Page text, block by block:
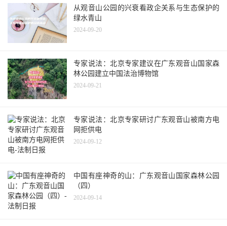
从观音山公园的兴衰看政企关系与生态保护的
绿水青山
2024-09-20
专家说法：北京专家建议在广东观音山国家森
林公园建立中国法治博物馆
2024-09-21
专家说法：北京专家研讨广东观音山被南方电
网拒供电
2024-09-12
中国有座神奇的山：广东观音山国家森林公园
（四）
2024-09-14